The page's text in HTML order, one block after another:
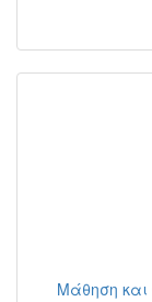
Μάθηση και